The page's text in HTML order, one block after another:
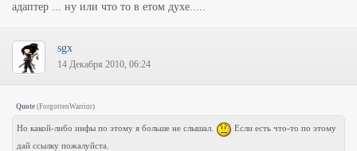
адаптер ... ну или что то в етом духе.....
sgx
14 Декабря 2010, 06:24
Quote (ForgottenWarrior)
Но какой-либо инфы по этому я больше не слышал.
Если есть что-то по этому
дай ссылку пожалуйста.